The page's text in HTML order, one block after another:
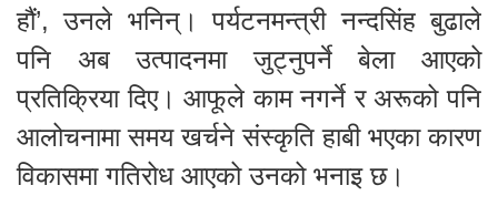
हौं’, उनले भनिन्। पर्यटनमन्त्री नन्दसिंह बुढाले
पनि अब उत्पादनमा जुट्नुपर्ने बेला आएको
प्रतिक्रिया दिए। आफूले काम नगर्ने र अरूको पनि
आलोचनामा समय खर्चने संस्कृति हाबी भएका कारण
विकासमा गतिरोध आएको उनको भनाइ छ।